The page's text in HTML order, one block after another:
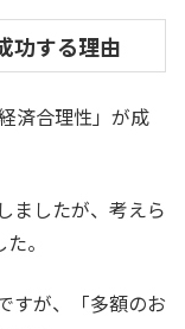
営する アパート経営など不
権思い当たるのは、この
げたサラリーマンが会社
上、難しいと思います。
功する理由
済合理性」が成
ましたが、考えら
。
すが、「多額のお